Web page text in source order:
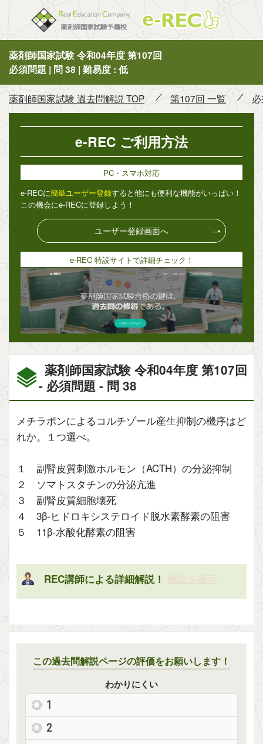
薬剤師国家試験 令和04年度 第107回
必須問題 | 問 38 | 難易度 : 低
薬剤師国家試験 過去問解説 TOP 第107回 一覧
薬剤師国家試験 令和04年度 第107回
- 必須問題 - 問 38
メチラポンによるコルチゾール産生抑制の機序はど
れか。１つ選べ。
１ 副腎皮質刺激ホルモン（ACTH）の分泌抑制
２ ソマトスタチンの分泌亢進
３ 副腎皮質細胞壊死
４ 3β-ヒドロキシステロイド脱水素酵素の阻害
５ 11β-水酸化酵素の阻害
REC講師による詳細解説！
この過去問解説ページの評価をお願いします！
わかりにくい
1
2
e-REC ご利用方法
PC・スマホ対応
e-RECに簡単ユーザー登録すると他にも便利な機能がいっぱい！
この機会にe-RECに登録しよう！
ユーザー登録画面へ
e-REC 特設サイトで詳細チェック！